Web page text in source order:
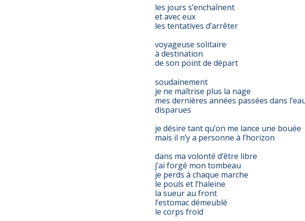
les jours s’enchaînent
et avec eux
les tentatives d’arrêter
voyageuse solitaire
à destination
de son point de départ
soudainement
je ne maîtrise plus la nage
mes dernières années passées dans
disparues
je désire tant qu’on me lance une bouée
mais il n’y a personne à l’horizon
dans ma volonté d’être libre
j’ai forgé mon tombeau
je perds à chaque marche
le pouls et l’haleine
la sueur au front
l’estomac démeublé
le corps froid